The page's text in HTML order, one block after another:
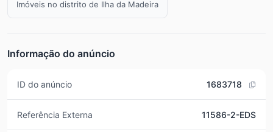
Imóveis no distrito de Ilha da Madeira
Informação do anúncio
ID do anúncio 1683718
Referência Externa 11586-2-EDS